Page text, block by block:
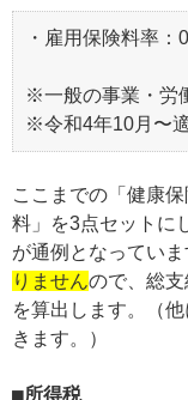
・雇用保険料率：
※一般の事業・労
※令和4年10月〜
ここまでの「健康
料」を3点セットに
が通例となってい
りませんので、総支
を算出します。（
きます。）
所得税